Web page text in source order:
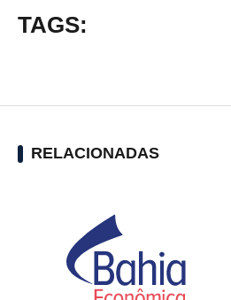
TAGS:
RELACIONADAS